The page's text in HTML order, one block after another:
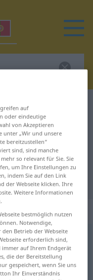
antippen)
auf
oder eindeutige
von Akzeptieren
unter „Wir und unsere
bereitzustellen“
sind, sind manche
so relevant für Sie. Sie
um Ihre Einstellungen zu
indem Sie auf den Link
der Webseite klicken. Ihre
Weitere Informationen
bestmöglich nutzen
Notwendige,
Betrieb der Webseite
erforderlich sind,
auf Ihrem Endgerät
die der Bereitstellung
gespeichert, wenn Sie uns
Ihr Einverständnis